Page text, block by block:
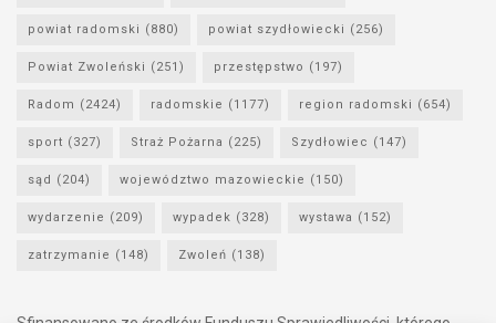
powiat radomski (880) powiat szydłowiecki (256)
Powiat Zwoleński (251) przestępstwo (197)
Radom (2424) radomskie (1177) region radomski (654)
sport (327) Straż Pożarna (225) Szydłowiec (147)
sąd (204) województwo mazowieckie (150)
wydarzenie (209) wypadek (328) wystawa (152)
zatrzymanie (148) Zwoleń (138)